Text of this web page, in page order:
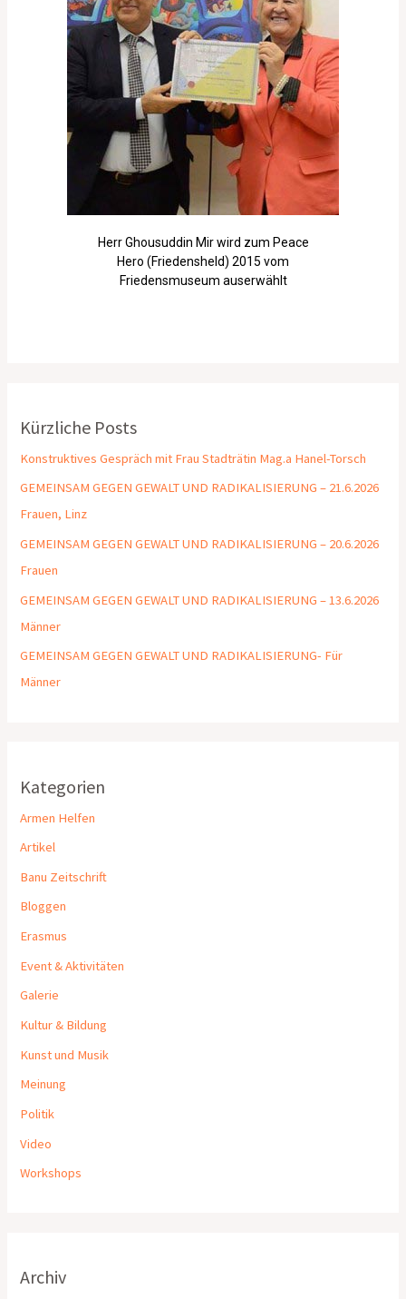
Herr Ghousuddin Mir wird zum Peace
Hero (Friedensheld) 2015 vom
Friedensmuseum auserwählt
Kürzliche Posts
Konstruktives Gespräch mit Frau Stadträtin Mag.a Hanel-Torsch
GEMEINSAM GEGEN GEWALT UND RADIKALISIERUNG – 21.6.2026
Frauen, Linz
GEMEINSAM GEGEN GEWALT UND RADIKALISIERUNG – 20.6.2026
Frauen
GEMEINSAM GEGEN GEWALT UND RADIKALISIERUNG – 13.6.2026
Männer
GEMEINSAM GEGEN GEWALT UND RADIKALISIERUNG- Für
Männer
Kategorien
Armen Helfen
Artikel
Banu Zeitschrift
Bloggen
Erasmus
Event & Aktivitäten
Galerie
Kultur & Bildung
Kunst und Musik
Meinung
Politik
Video
Workshops
Archiv